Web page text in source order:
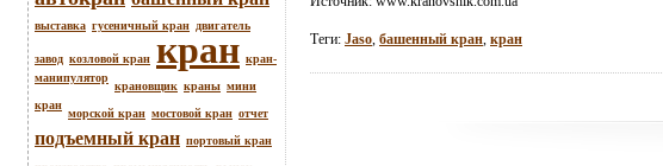
выставка гусеничный кран двигатель
завод козловой кран кран кран-
манипулятор крановщик краны мини
кран морской кран мостовой кран отчет
подъемный кран портовый кран
Теги: Jaso, башенный кран, кран